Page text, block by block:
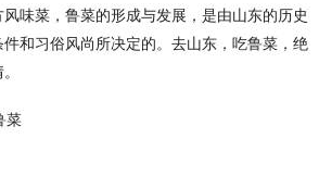
味菜，鲁菜的形成与发展，是由山东的历史
和习俗风尚所决定的。去山东，吃鲁菜，绝